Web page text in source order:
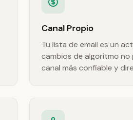
Canal Propio
Tu lista de email es un
cambios de algoritmo no
canal más confiable y